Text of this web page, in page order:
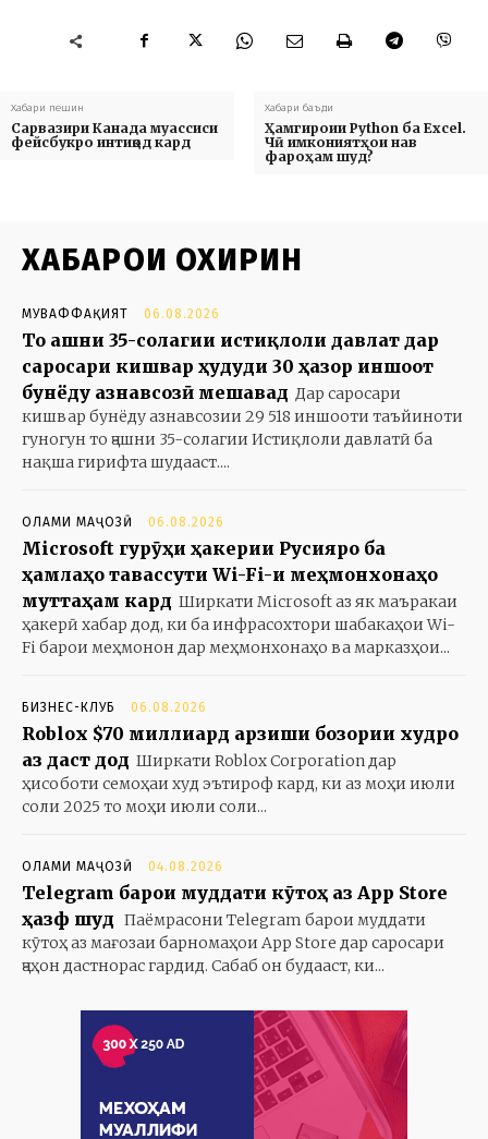
Хабари пешин
Сарвазири Канада муассиси
фейсбукро интиқод кард
Хабари баъди
Ҳамгироии Python ба Excel.
Чӣ имкониятҳои нав
фароҳам шуд?
ХАБАРҲОИ ОХИРИН
МУВАФФАҚИЯТ 06.08.2026
То ҷашни 35-солагии истиқлоли давлат дар
саросари кишвар ҳудуди 30 ҳазор иншоот
бунёду азнавсозӣ мешавад Дар саросари
кишвар бунёду азнавсозии 29 518 иншооти таъйиноти
гуногун то ҷашни 35-солагии Истиқлоли давлатӣ ба
нақша гирифта шудааст....
ОЛАМИ МАҶОЗӢ 06.08.2026
Microsoft гурӯҳи ҳакерии Русияро ба
ҳамлаҳо тавассути Wi-Fi-и меҳмонхонаҳо
муттаҳам кард Ширкати Microsoft аз як маъракаи
ҳакерӣ хабар дод, ки ба инфрасохтори шабакаҳои Wi-
Fi барои меҳмонон дар меҳмонхонаҳо ва марказҳои...
БИЗНЕС-КЛУБ 06.08.2026
Roblox $70 миллиард арзиши бозории худро
аз даст дод Ширкати Roblox Corporation дар
ҳисоботи семоҳаи худ эътироф кард, ки аз моҳи июли
соли 2025 то моҳи июли соли...
ОЛАМИ МАҶОЗӢ 04.08.2026
Telegram барои муддати кӯтоҳ аз App Store
ҳазф шуд Паёмрасони Telegram барои муддати
кӯтоҳ аз мағозаи барномаҳои App Store дар саросари
ҷаҳон дастнорас гардид. Сабаб он будааст, ки...